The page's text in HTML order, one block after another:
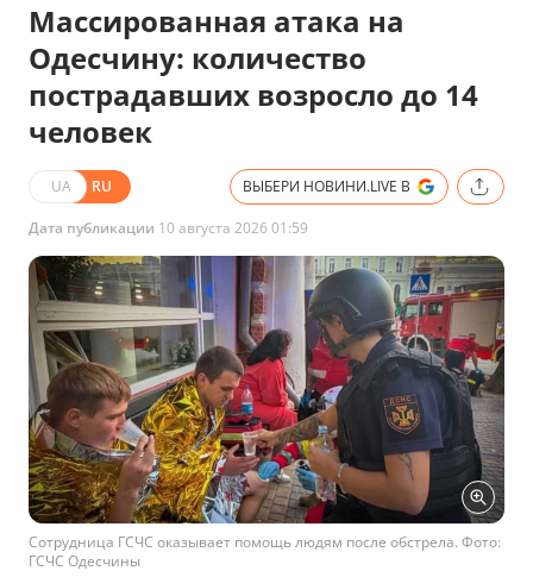
Массированная атака на
Одесчину: количество
пострадавших возросло до 14
человек
UA RU ВЫБЕРИ НОВИНИ.LIVE В
Дата публикации 10 августа 2026 01:59
Сотрудница ГСЧС оказывает помощь людям после обстрела. Фото:
ГСЧС Одесчины